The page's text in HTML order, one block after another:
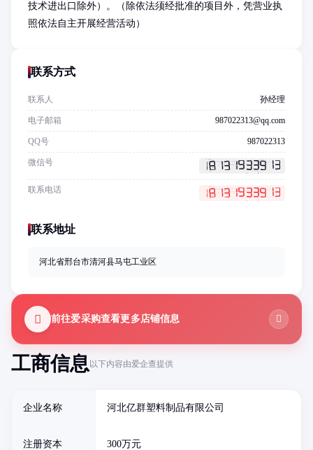
工商信息以下内容由爱企查提供
企业名称 河北亿群塑料制品有限公司
注册资本 300万元
技术进出口除外）。（除依法须经批准的项目外，凭营业执
照依法自主开展经营活动）
联系方式
联系人 孙经理
电子邮箱 987022313@qq.com
QQ号 987022313
微信号
联系电话
联系地址
河北省邢台市清河县马屯工业区
前往爱采购查看更多店铺信息